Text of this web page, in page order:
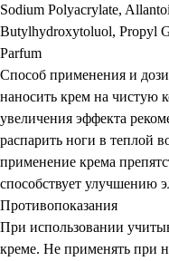
Sodium Polyacrylate,
Butylhydroxytoluol, Propyl
Parfum
Способ применения и
наносить крем на чистую
увеличения эффекта
распарить ноги в теплой
применение крема
способствует улучшению
Противопоказания
При использовании
креме. Не применять при